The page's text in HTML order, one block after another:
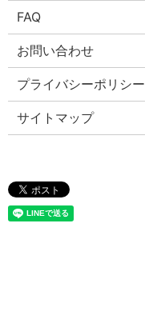
FAQ
お問い合わせ
プライバシーポリシー
サイトマップ